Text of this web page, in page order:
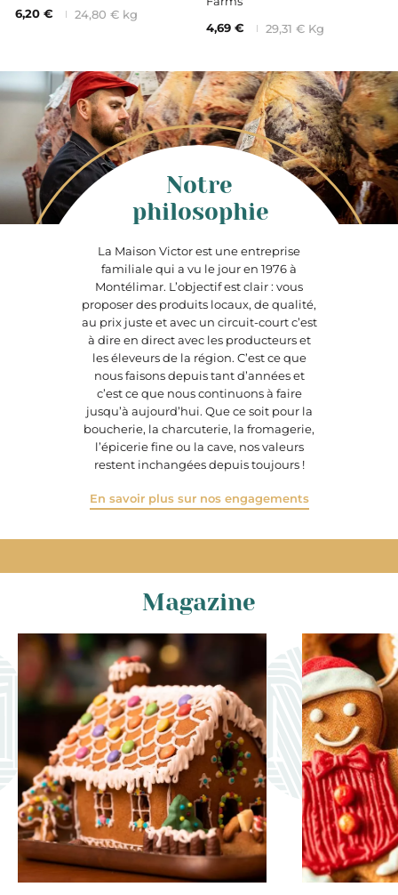
6,20 € 24,80 € kg
4,69 €
29,31 € Kg
La Maison Victor est une entreprise
familiale qui a vu le jour en 1976 à
Montélimar. L’objectif est clair : vous
proposer des produits locaux, de qualité,
au prix juste et avec un circuit-court c’est
à dire en direct avec les producteurs et
les éleveurs de la région. C’est ce que
nous faisons depuis tant d’années et
c’est ce que nous continuons à faire
jusqu’à aujourd’hui. Que ce soit pour la
boucherie, la charcuterie, la fromagerie,
l’épicerie fine ou la cave, nos valeurs
restent inchangées depuis toujours !
En savoir plus sur nos engagements
Notre
philosophie
Magazine